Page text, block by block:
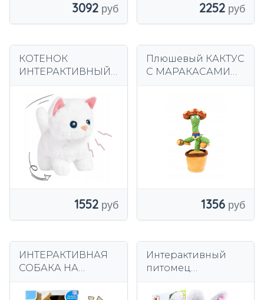
3092 2252
КОТЕНОК
ИНТЕРАКТИВНЫЙ
ШЕВЕЛИТ
ХВОСТИКОМ
1552
Плюшевый КАКТУС
С МАРАКАСАМИ
1356
ИНТЕРАКТИВНАЯ
СОБАКА НА
СО ЗВУКОМ,
Интерактивный
питомец
морковь ZA2685